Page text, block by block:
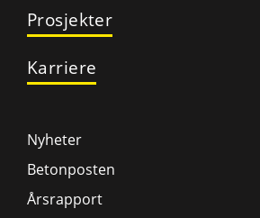
Prosjekter
Karriere
Nyheter
Betonposten
Årsrapport